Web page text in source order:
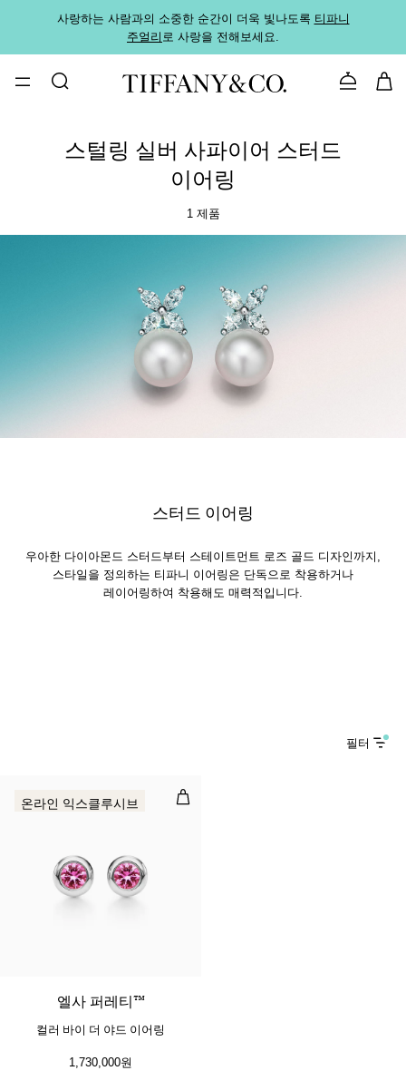
사랑하는 사람과의 소중한 순간이 더욱 빛나도록 티파니
주얼리로 사랑을 전해보세요.
문의하기
스털링 실버 사파이어 스터드
이어링
1 제품
스터드 이어링
우아한 다이아몬드 스터드부터 스테이트먼트 로즈 골드 디자인까지,
스타일을 정의하는 티파니 이어링은 단독으로 착용하거나
레이어링하여 착용해도 매력적입니다.
필터
컬러 바이 더 야드 이어링
온라인 익스클루시브
엘사 퍼레티™
컬러 바이 더 야드 이어링
1,730,000원